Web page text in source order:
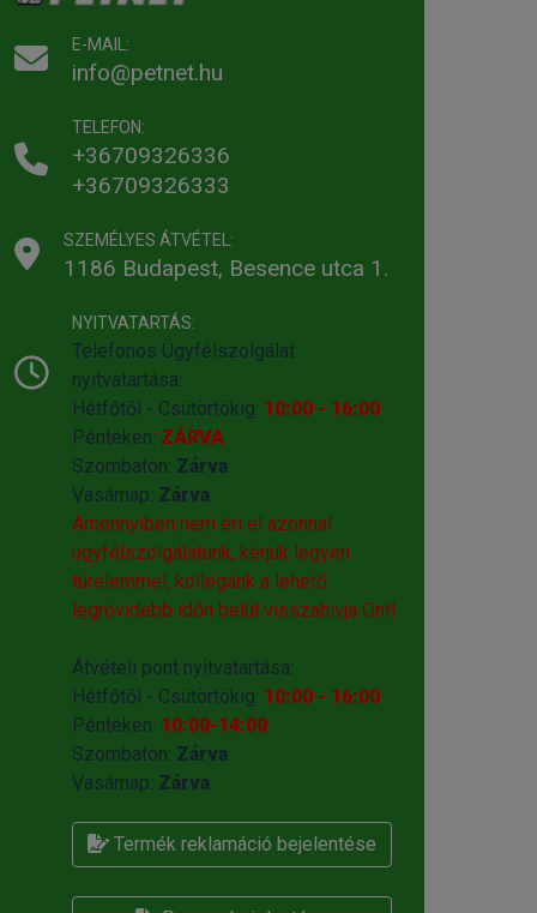
E-MAIL:
info@petnet.hu
TELEFON:
+36709326336
+36709326333
SZEMÉLYES ÁTVÉTEL:
1186 Budapest, Besence utca 1.
NYITVATARTÁS:
Telefonos Ügyfélszolgálat
nyitvatartása:
Hétfőtől - Csütörtökig: 10:00 - 16:00
Pénteken: ZÁRVA
Szombaton: Zárva
Vasárnap: Zárva
Amennyiben nem éri el azonnal
ügyfélszolgálatunk, kérjük legyen
türelemmel, kollégánk a lehető
legrövidebb időn belül visszahivja Önt!
Átvételi pont nyitvatartása:
Hétfőtől - Csütörtökig: 10:00 - 16:00
Pénteken: 10:00-14:00
Szombaton: Zárva
Vasárnap: Zárva
Termék reklamáció bejelentése